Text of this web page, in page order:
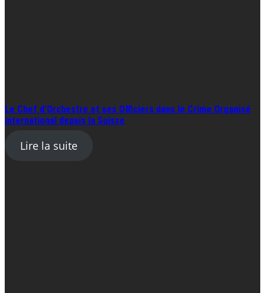
Le Chef d’Orchestre et ses Officiers dans le Crime Organisé
international depuis la Suisse
Lire la suite